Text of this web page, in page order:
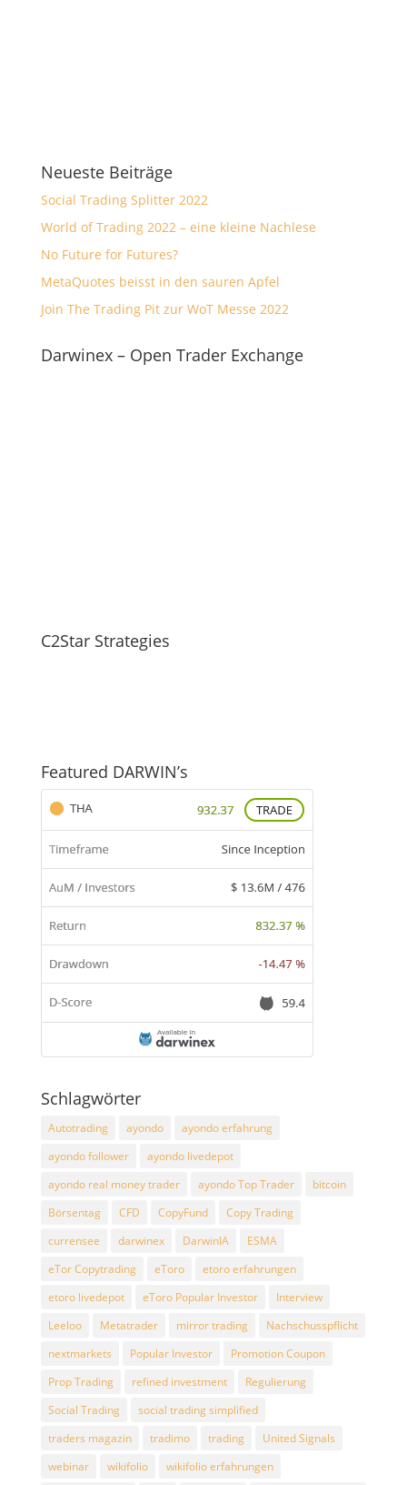
Neueste Beiträge
Social Trading Splitter 2022
World of Trading 2022 – eine kleine Nachlese
No Future for Futures?
MetaQuotes beisst in den sauren Apfel
Join The Trading Pit zur WoT Messe 2022
Darwinex – Open Trader Exchange
C2Star Strategies
Featured DARWIN’s
Schlagwörter
Autotrading ayondo
ayondo erfahrung
ayondo follower
ayondo livedepot
ayondo real money trader
ayondo Top Trader
bitcoin
Börsentag
CFD CopyFund
Copy Trading
currensee
darwinex DarwinIA
ESMA
eTor Copytrading
eToro
etoro erfahrungen
etoro livedepot
eToro Popular Investor
Interview
Leeloo
Metatrader mirror trading
Nachschusspflicht
nextmarkets
Popular Investor
Promotion Coupon
Prop Trading
refined investment
Regulierung
Social Trading
social trading simplified
traders magazin
tradimo trading
United Signals
webinar
wikifolio
wikifolio erfahrungen